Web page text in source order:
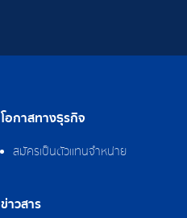
โอกาสทางธุรกิจ
สมัครเป็นตัวแทนจำหน่าย
ข่าวสาร